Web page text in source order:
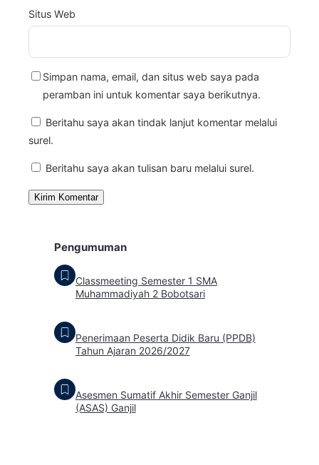
Situs Web
Simpan nama, email, dan situs web saya pada
peramban ini untuk komentar saya berikutnya.
Beritahu saya akan tindak lanjut komentar melalui
surel.
Beritahu saya akan tulisan baru melalui surel.
Pengumuman
Classmeeting Semester 1 SMA
Muhammadiyah 2 Bobotsari
Penerimaan Peserta Didik Baru (PPDB)
Tahun Ajaran 2026/2027
Asesmen Sumatif Akhir Semester Ganjil
(ASAS) Ganjil